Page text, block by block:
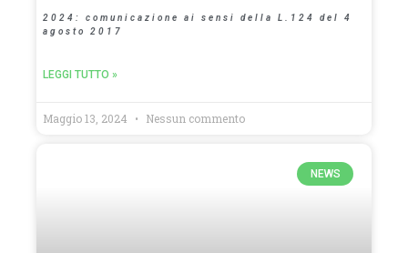
2024: comunicazione ai sensi della L.124 del 4
agosto 2017
LEGGI TUTTO »
Maggio 13, 2024 Nessun commento
NEWS